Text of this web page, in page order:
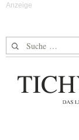
Suche nach: